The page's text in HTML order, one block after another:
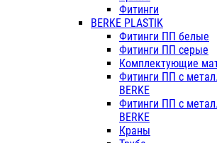
Фитинги
BERKE PLASTIK
Фитинги ПП белые
Фитинги ПП серые
Комплектующие
Фитинги ПП с
BERKE
Фитинги ПП с
BERKE
Краны